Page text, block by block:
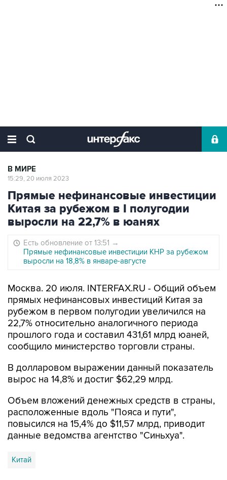
В МИРЕ
15:29, 20 июля 2023
Прямые нефинансовые инвестиции
Китая за рубежом в I полугодии
выросли на 22,7% в юанях
Есть обновление от 13:51 →
Прямые нефинансовые инвестиции КНР за рубежом
выросли на 18,8% в январе-августе
Москва. 20 июля. INTERFAX.RU - Общий объем
прямых нефинансовых инвестиций Китая за
рубежом в первом полугодии увеличился на
22,7% относительно аналогичного периода
прошлого года и составил 431,61 млрд юаней,
сообщило министерство торговли страны.
В долларовом выражении данный показатель
вырос на 14,8% и достиг $62,29 млрд.
Объем вложений денежных средств в страны,
расположенные вдоль "Пояса и пути",
повысился на 15,4% до $11,57 млрд, приводит
данные ведомства агентство "Синьхуа".
Китай